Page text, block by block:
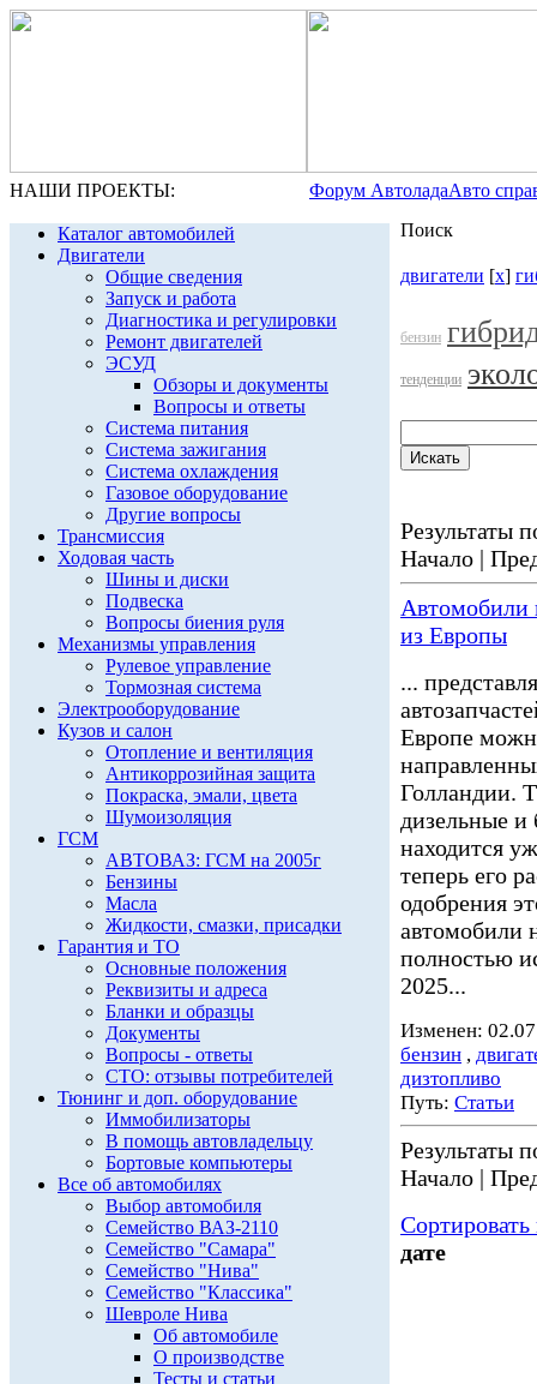
НАШИ ПРОЕКТЫ: Форум АвтоладаАвто
Каталог автомобилей
Двигатели
Общие сведения
Запуск и работа
Диагностика и регулировки
Ремонт двигателей
ЭСУД
Обзоры и документы
Вопросы и ответы
Система питания
Система зажигания
Система охлаждения
Газовое оборудование
Другие вопросы
Трансмиссия
Ходовая часть
Шины и диски
Подвеска
Вопросы биения руля
Механизмы управления
Рулевое управление
Тормозная система
Электрооборудование
Кузов и салон
Отопление и вентиляция
Антикоррозийная защита
Покраска, эмали, цвета
Шумоизоляция
ГСМ
АВТОВАЗ: ГСМ на 2005г
Бензины
Масла
Жидкости, смазки, присадки
Гарантия и ТО
Основные положения
Реквизиты и адреса
Бланки и образцы
Документы
Вопросы - ответы
СТО: отзывы потребителей
Тюнинг и доп. оборудование
Иммобилизаторы
В помощь автовладельцу
Бортовые компьютеры
Все об автомобилях
Выбор автомобиля
Семейство ВАЗ-2110
Семейство "Самара"
Семейство "Нива"
Семейство "Классика"
Шевроле Нива
Об автомобиле
О производстве
Тесты и статьи
Поиск
двигатели [x]
бензин
тенденции
Результаты
Начало |
Автомобили
из Европы
...
Европе
Голландии.
дизельные
находится
теперь его
одобрения
автомобили
полностью
2025...
Изменен:
бензин ,
дизтопливо
Путь: Статьи
Результаты
Начало |
дате